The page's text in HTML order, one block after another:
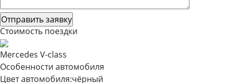
Стоимость поездки
Mercedes V-class
Особенности автомобиля
Цвет автомобиля:чёрный